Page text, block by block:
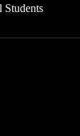
Students